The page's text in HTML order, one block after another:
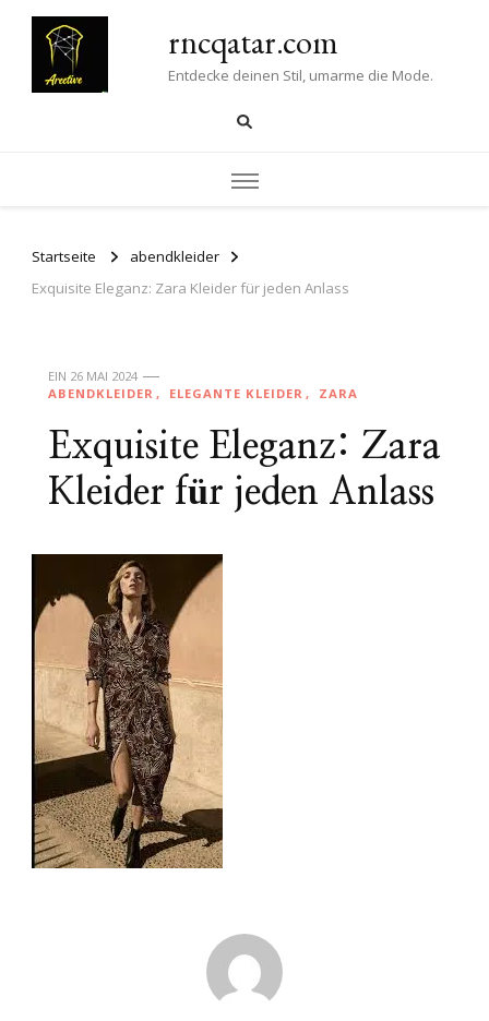
rncqatar.com
Entdecke deinen Stil, umarme die Mode.
Startseite
abendkleider
Exquisite Eleganz: Zara Kleider für jeden Anlass
EIN 26 MAI 2024
ABENDKLEIDER
ELEGANTE KLEIDER ZARA
Exquisite Eleganz: Zara
Kleider für jeden Anlass